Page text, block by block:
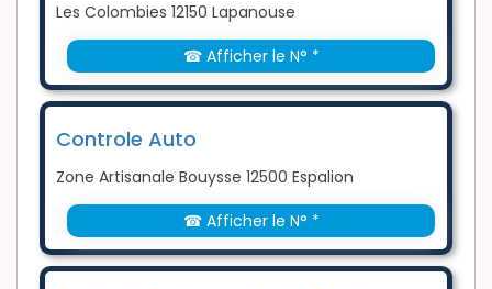
Les Colombies 12150 Lapanouse
☎ Afficher le N° *
Controle Auto
Zone Artisanale Bouysse 12500 Espalion
☎ Afficher le N° *